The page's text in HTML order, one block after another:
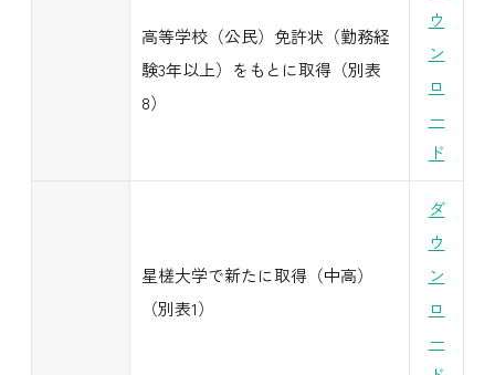
高等学校（公民）免許状（勤務経
験3年以上）をもとに取得（別表
8）
ウ
ン
ロ
ー
ド
星槎大学で新たに取得（中高）
（別表1）
ダ
ウ
ン
ロ
ー